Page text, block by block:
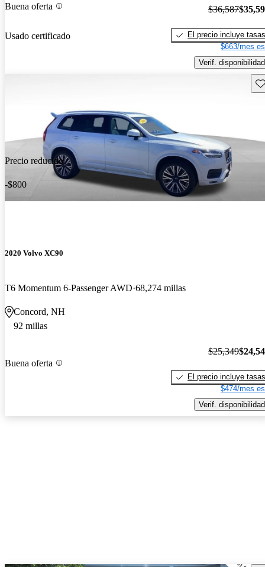
Buena oferta
Usado certificado
$36,587
El precio incluye tasas
$663/mes
Verif. disponibilidad
Precio reducido
-$800
2020 Volvo XC90
T6 Momentum 6-Passenger AWD 68,274 millas
Concord, NH
92 millas
Buena oferta
$25,349
El precio incluye tasas
$474/mes
Verif. disponibilidad